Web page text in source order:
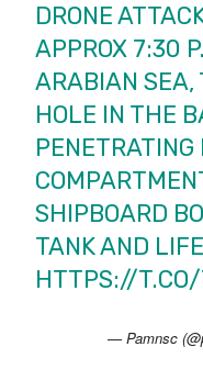
DRONE
APPROX 7:30
ARABIAN
HOLE IN THE
SHIPBOARD
TANK AND
HTTPS://
— Pamnsc